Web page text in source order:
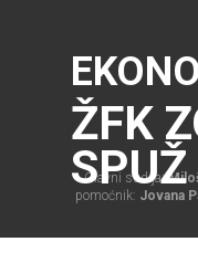
ŽFK
SPUŽ
Glavni sudija:
pomoćnik: Jovana